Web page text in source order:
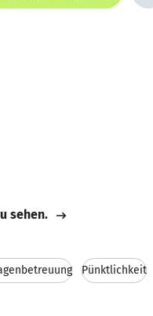
sehen.
Pünktlichkeit